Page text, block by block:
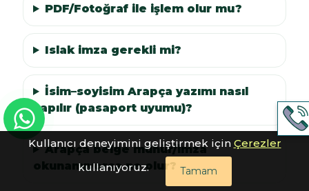
PDF/Fotoğraf ile işlem olur mu?
Islak imza gerekli mi?
İsim–soyisim Arapça yazımı nasıl
yapılır (pasaport uyumu)?
Arapça belge mühür/imza
okunamıyorsa ne olur?
Kullanıcı deneyimini geliştirmek için Çerezler
kullanıyoruz.
Tamam